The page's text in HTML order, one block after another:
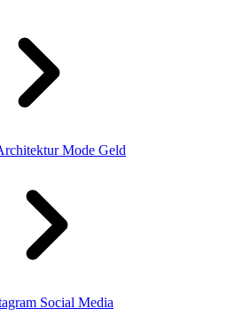
Mode Geld
Social Media